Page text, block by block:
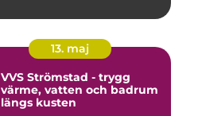
13. maj
VVS Strömstad - trygg
värme, vatten och badrum
längs kusten